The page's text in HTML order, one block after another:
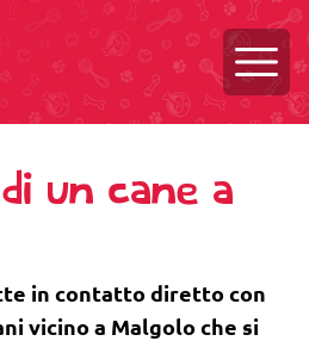
un cane a
in contatto diretto con
vicino a Malgolo che si